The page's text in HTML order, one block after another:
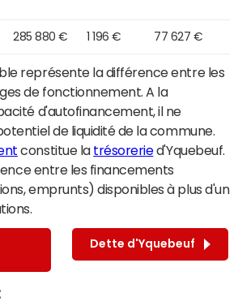
285 880 € 1 196 € 77 627 €
représente la différence entre les
de fonctionnement. A la
d'autofinancement, il ne
de liquidité de la commune.
constitue la trésoreried'Yquebeuf.
entre les financements
emprunts) disponibles à plus d'un
Dette d'Yquebeuf